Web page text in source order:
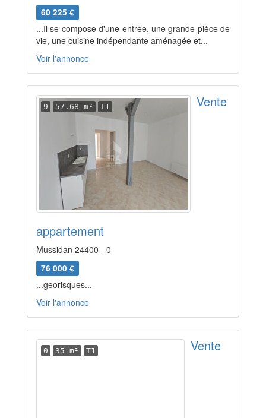
60 225 €
...Il se compose d'une entrée, une grande pièce de
vie, une cuisine indépendante aménagée et...
Voir l'annonce
9 57.68 m² T1 Vente
appartement
Mussidan 24400 - 0
76 000 €
...georisques...
Voir l'annonce
0 35 m² T1 Vente